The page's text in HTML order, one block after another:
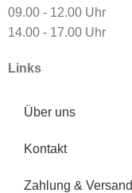
09.00 - 12.00 Uhr
14.00 - 17.00 Uhr
Links
Über uns
Kontakt
Zahlung & Versand